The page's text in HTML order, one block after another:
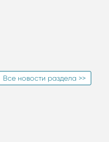
Все новости раздела >>